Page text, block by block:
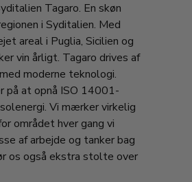
Tagaro. En skøn
i Syditalien. Med
areal i Puglia, Sicilien og
vin årligt. Tagaro drives af
moderne teknologi.
at opnå ISO 14001-
Vi mærker virkelig
området hver gang vi
af arbejde og tanker bag
os også ekstra stolte over